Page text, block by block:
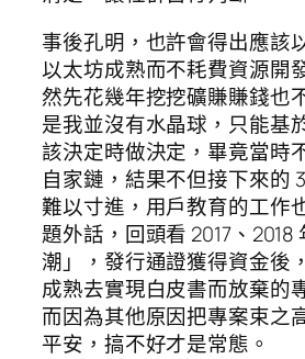
事後孔明，也許會得出應該
以太坊成熟而不耗費資源開
然先花幾年挖挖礦賺賺錢也
是我並沒有水晶球，只能基
該決定時做決定，畢竟當時
自家鏈，結果不但接下來的
難以寸進，用戶教育的工作
題外話，回頭看 2017、2018
潮」，發行通證獲得資金後
成熟去實現白皮書而放棄的
而因為其他原因把專案束之
平安，搞不好才是常態。